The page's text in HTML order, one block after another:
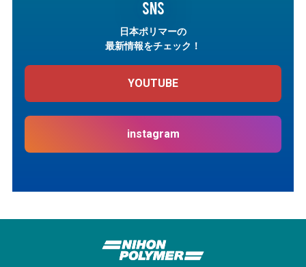
SNS
日本ポリマーの
最新情報をチェック！
YOUTUBE
instagram